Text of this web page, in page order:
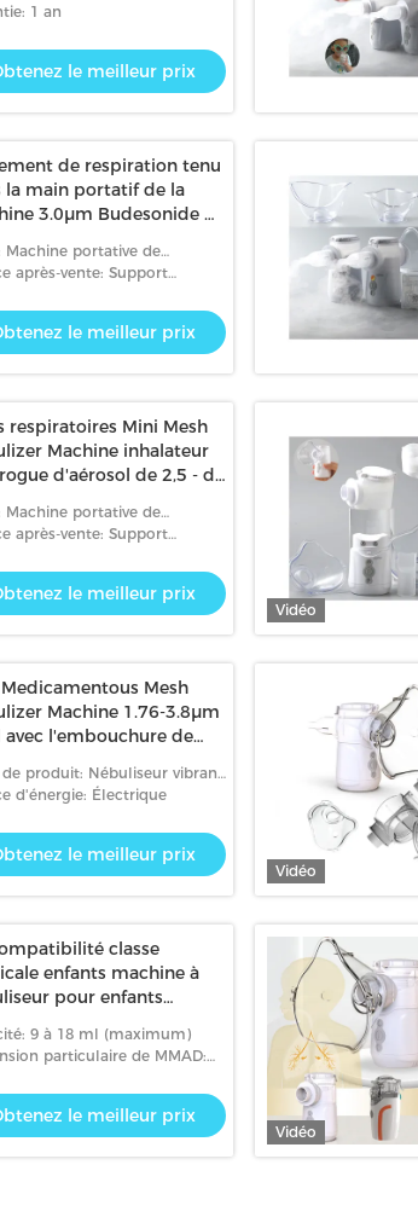
1 an
le meilleur prix
de respiration tenu
la main portatif de la
3.0μm Budesonide de
Machine portative de
de maille
après-vente: Support
le meilleur prix
respiratoires Mini Mesh
Machine inhalateur
d'aérosol de 2,5 - de
Machine portative de
de maille
après-vente: Support
le meilleur prix
Vidéo
Mesh
Machine 1.76-3.8μm
l'embouchure de
produit: Nébuliseur vibrant
de maille
d'énergie: Électrique
le meilleur prix
Vidéo
classe
enfants machine à
pour enfants
9 à 18 ml (maximum)
particulaire de MMAD:
le meilleur prix
Vidéo